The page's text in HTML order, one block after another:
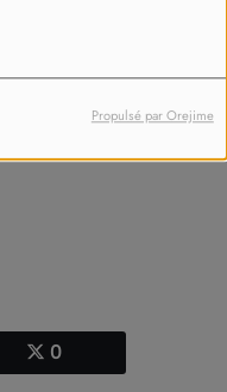
Propulsé par Orejime
0
de cet été 2024 !